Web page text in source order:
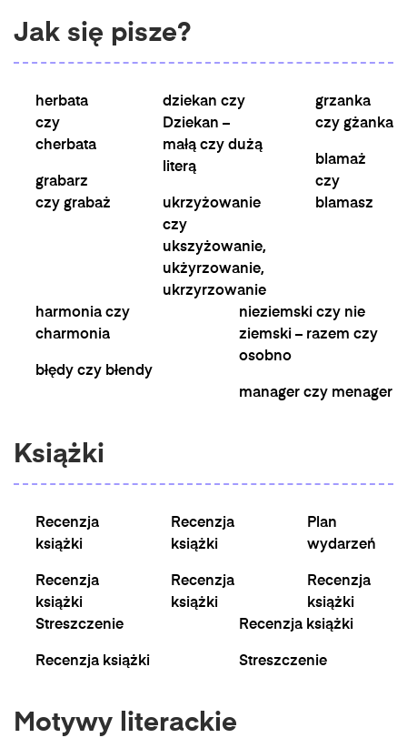
Jak się pisze?
herbata
czy
cherbata
grabarz
czy grabaż
dziekan czy
Dziekan –
małą czy dużą
literą
ukrzyżowanie
czy
ukszyżowanie,
ukżyrzowanie,
ukrzyrzowanie
grzanka
czy gżanka
blamaż
czy
blamasz
harmonia czy
charmonia
błędy czy błendy
nieziemski czy nie
ziemski – razem czy
osobno
manager czy menager
Książki
Recenzja
książki
Recenzja
książki
Recenzja
książki
Recenzja
książki
Plan
wydarzeń
Recenzja
książki
Streszczenie
Recenzja książki
Recenzja książki
Streszczenie
Motywy literackie